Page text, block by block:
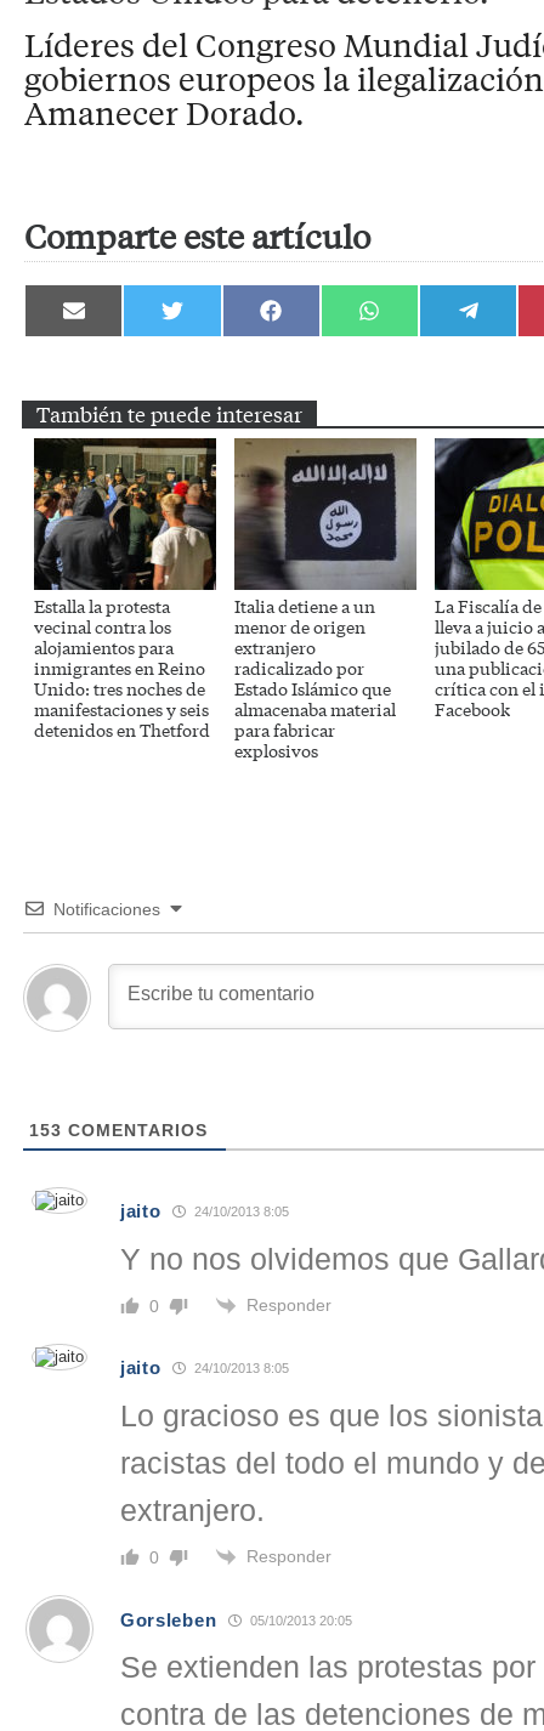
Líderes del Congreso Mundial
gobiernos europeos la
Amanecer Dorado.
Comparte este artículo
Compartir
en
Compartir
en
Compartir
en
Compartir
en
Compartir
en
También te puede interesar
Estalla la protesta
vecinal contra los
alojamientos para
inmigrantes en Reino
Unido: tres noches de
manifestaciones y seis
detenidos en Thetford
Italia detiene a un
menor de origen
extranjero
radicalizado por
Estado Islámico que
almacenaba material
para fabricar
explosivos
La Fiscalía
lleva a juicio
jubilado de
una
crítica con el
Facebook
Notificaciones
153 COMENTARIOS
jaito 24/10/2013 8:05
Y no nos olvidemos que
0 Responder
jaito 24/10/2013 8:05
Lo gracioso es que los
racistas del todo el mundo y
extranjero.
0 Responder
Gorsleben 05/10/2013 20:05
Se extienden las protestas
contra de las detenciones de